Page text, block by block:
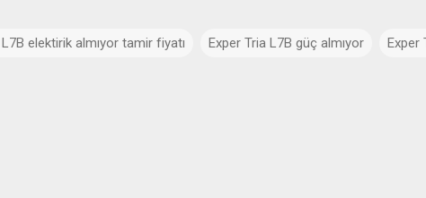
elektirik almıyor tamir fiyatı Exper Tria L7B güç almıyor Exper